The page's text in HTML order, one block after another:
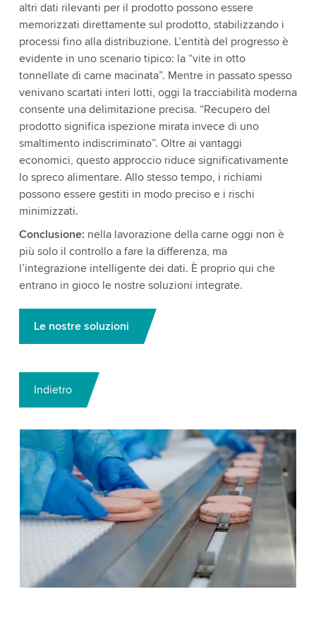
altri dati rilevanti per il prodotto possono essere
memorizzati direttamente sul prodotto, stabilizzando i
processi fino alla distribuzione. L’entità del progresso è
evidente in uno scenario tipico: la “vite in otto
tonnellate di carne macinata”. Mentre in passato spesso
venivano scartati interi lotti, oggi la tracciabilità moderna
consente una delimitazione precisa. “Recupero del
prodotto significa ispezione mirata invece di uno
smaltimento indiscriminato”. Oltre ai vantaggi
economici, questo approccio riduce significativamente
lo spreco alimentare. Allo stesso tempo, i richiami
possono essere gestiti in modo preciso e i rischi
minimizzati.
Conclusione: nella lavorazione della carne oggi non è
più solo il controllo a fare la differenza, ma
l’integrazione intelligente dei dati. È proprio qui che
entrano in gioco le nostre soluzioni integrate.
Le nostre soluzioni
Indietro